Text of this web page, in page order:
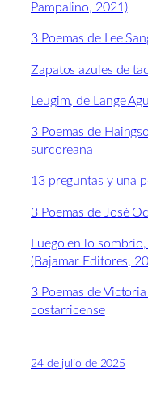
Pampalino, 2021)
3 Poemas de Lee
Zapatos azules de
Leugim, de Lange
3 Poemas de
surcoreana
13 preguntas y una
3 Poemas de José
Fuego en lo
(Bajamar Editores,
3 Poemas de
costarricense
24 de julio de 2025